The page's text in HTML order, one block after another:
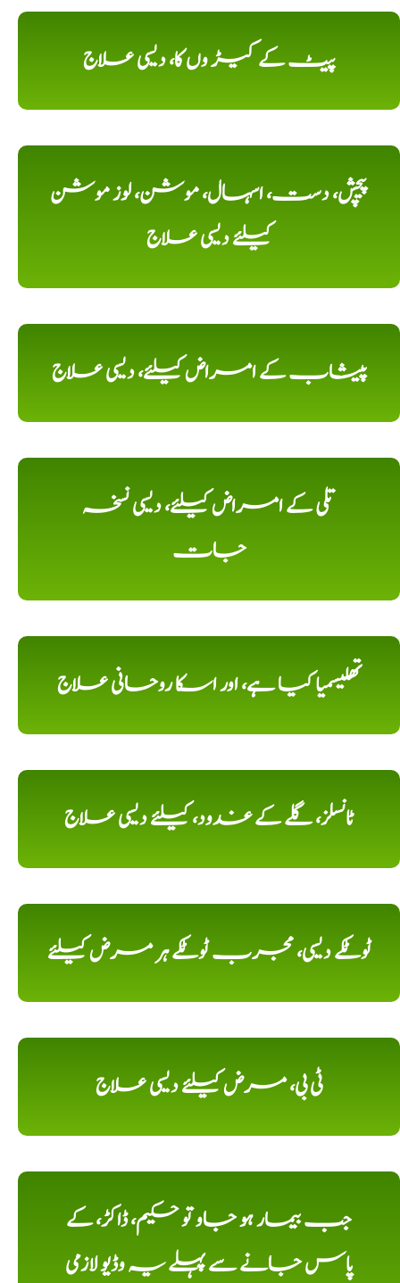
پیٹ کے کیڑ وں کا، دیسی علاج
پیچش، دست، اسہال، موشن، لوز موشن
کیلئے دیسی علاج
پیشاب کے امراض کیلئے، دیسی علاج
تلی کے امراض کیلئے، دیسی نسخہ
جات
تھلیسمیا کیا ہے، اور اسکا روحانی علاج
ٹانسلز، گلے کے غدود، کیلئے دیسی علاج
ٹوٹکے دیسی، مجرب ٹوٹکے ہر مرض کیلئے
ٹی بی، مرض کیلئے دیسی علاج
جب بیمار ہو جاو تو حکیم، ڈاکڑ، کے
پاس جانے سے پہلے یہ وڈیو لازمی